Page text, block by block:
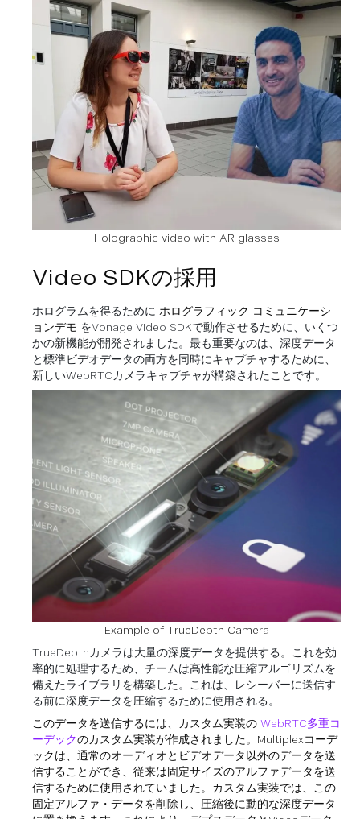
Holographic video with AR glasses
Video SDKの採用
ホログラムを得るために ホログラフィック コミュニケーシ
ョンデモ をVonage Video SDKで動作させるために、いくつ
かの新機能が開発されました。最も重要なのは、深度データ
と標準ビデオデータの両方を同時にキャプチャするために、
新しいWebRTCカメラキャプチャが構築されたことです。
Example of TrueDepth Camera
TrueDepthカメラは大量の深度データを提供する。これを効
率的に処理するため、チームは高性能な圧縮アルゴリズムを
備えたライブラリを構築した。これは、レシーバーに送信す
る前に深度データを圧縮するために使用される。
このデータを送信するには、カスタム実装の WebRTC多重コ
ーデックのカスタム実装が作成されました。Multiplexコーデ
ックは、通常のオーディオとビデオデータ以外のデータを送
信することができ、従来は固定サイズのアルファデータを送
信するために使用されていました。カスタム実装では、この
固定アルファ・データを削除し、圧縮後に動的な深度データ